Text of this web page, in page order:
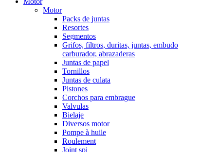
Motor
Packs de juntas
Resortes
Segmentos
Grifos, filtros, duritas, juntas, embudo
carburador, abrazaderas
Juntas de papel
Tornillos
Juntas de culata
Pistones
Corchos para embrague
Valvulas
Bielaje
Diversos motor
Pompe à huile
Roulement
Joint spi